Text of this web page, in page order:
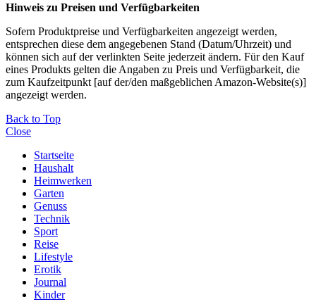
Hinweis zu Preisen und Verfügbarkeiten
Sofern Produktpreise und Verfügbarkeiten angezeigt werden,
entsprechen diese dem angegebenen Stand (Datum/Uhrzeit) und
können sich auf der verlinkten Seite jederzeit ändern. Für den Kauf
eines Produkts gelten die Angaben zu Preis und Verfügbarkeit, die
zum Kaufzeitpunkt [auf der/den maßgeblichen Amazon-Website(s)]
angezeigt werden.
Back to Top
Close
Startseite
Haushalt
Heimwerken
Garten
Genuss
Technik
Sport
Reise
Lifestyle
Erotik
Journal
Kinder